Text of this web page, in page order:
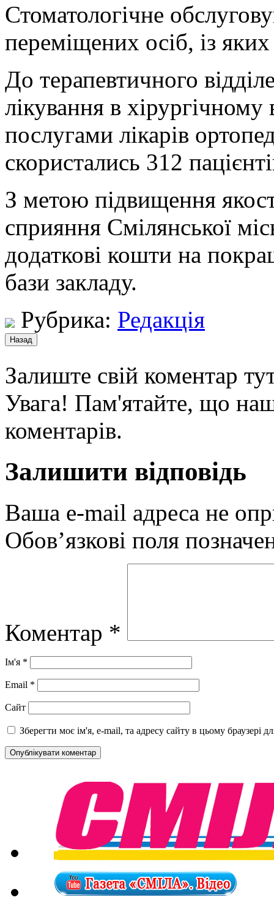
Стоматологічне
переміщених осіб, із
До терапевтичного
лікування в
послугами лікарів
скористались 312
З метою підвищення
сприяння Смілянської
додаткові кошти на
бази закладу.
Рубрика: Редакція
Залиште свій коментар
Увага! Пам'ятайте, що
коментарів.
Залишити відповідь
Ваша e-mail адреса не
Обов’язкові поля
Коментар *
Ім'я *
Email *
Сайт
Зберегти моє ім'я, e-mail, та адресу сайту в цьому браузері